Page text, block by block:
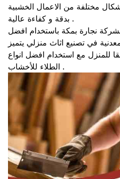
مختلفة من الاعمال الخشبية
بدقة و كفاءة عالية .
نجارة بمكة باستخدام افضل
في تصنيع اثاث منزلي يتميز
للمنزل مع استخدام افضل انواع
الطلاء للأخشاب .